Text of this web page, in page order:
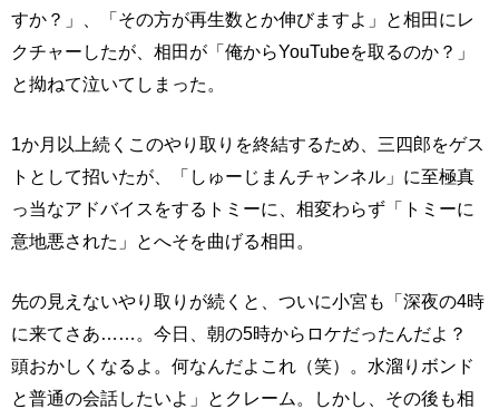
すか？」、「その方が再生数とか伸びますよ」と相田にレ
クチャーしたが、相田が「俺からYouTubeを取るのか？」
と拗ねて泣いてしまった。
1か月以上続くこのやり取りを終結するため、三四郎をゲス
トとして招いたが、「しゅーじまんチャンネル」に至極真
っ当なアドバイスをするトミーに、相変わらず「トミーに
意地悪された」とへそを曲げる相田。
先の見えないやり取りが続くと、ついに小宮も「深夜の4時
に来てさあ……。今日、朝の5時からロケだったんだよ？
頭おかしくなるよ。何なんだよこれ（笑）。水溜りボンド
と普通の会話したいよ」とクレーム。しかし、その後も相